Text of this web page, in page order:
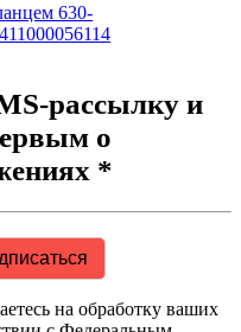
630-
рассылку и
о
*
на обработку ваших